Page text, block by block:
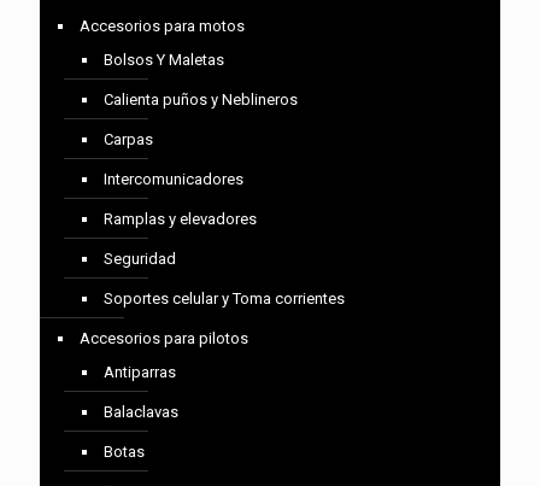
Accesorios para motos
Bolsos Y Maletas
Calienta puños y Neblineros
Carpas
Intercomunicadores
Ramplas y elevadores
Seguridad
Soportes celular y Toma corrientes
Accesorios para pilotos
Antiparras
Balaclavas
Botas